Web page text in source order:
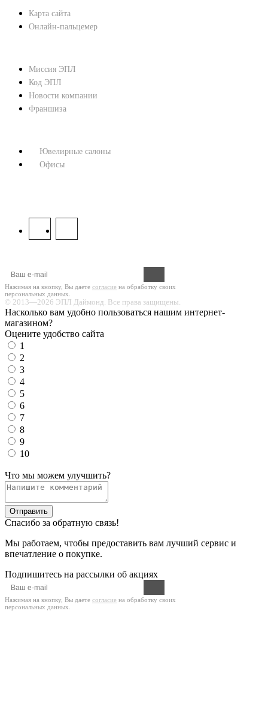
Карта сайта
Онлайн-пальцемер
Миссия ЭПЛ
Код ЭПЛ
Новости компании
Франшиза
Ювелирные салоны
Офисы
Нажимая на кнопку, Вы даете согласие на обработку своих
персональных данных.
© 2013—2026 ЭПЛ Даймонд. Все права защищены.
Насколько вам удобно пользоваться нашим интернет-
магазином?
Оцените удобство сайта
1
2
3
4
5
6
7
8
9
10
Что мы можем улучшить?
Отправить
Спасибо за обратную связь!
Мы работаем, чтобы предоставить вам лучший сервис и
впечатление о покупке.
Подпишитесь на рассылки об акциях
Нажимая на кнопку, Вы даете согласие на обработку своих
персональных данных.